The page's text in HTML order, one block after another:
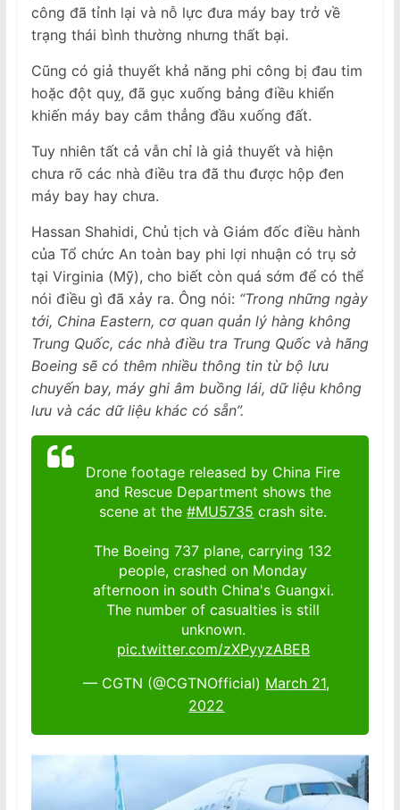
công đã tỉnh lại và nỗ lực đưa máy bay trở về
trạng thái bình thường nhưng thất bại.
Cũng có giả thuyết khả năng phi công bị đau tim
hoặc đột quỵ, đã gục xuống bảng điều khiển
khiến máy bay cắm thẳng đầu xuống đất.
Tuy nhiên tất cả vẫn chỉ là giả thuyết và hiện
chưa rõ các nhà điều tra đã thu được hộp đen
máy bay hay chưa.
Hassan Shahidi, Chủ tịch và Giám đốc điều hành
của Tổ chức An toàn bay phi lợi nhuận có trụ sở
tại Virginia (Mỹ), cho biết còn quá sớm để có thể
nói điều gì đã xảy ra. Ông nói: “Trong những ngày
tới, China Eastern, cơ quan quản lý hàng không
Trung Quốc, các nhà điều tra Trung Quốc và hãng
Boeing sẽ có thêm nhiều thông tin từ bộ lưu
chuyến bay, máy ghi âm buồng lái, dữ liệu không
lưu và các dữ liệu khác có sẵn”.
Drone footage released by China Fire
and Rescue Department shows the
scene at the#MU5735 crash site.
The Boeing 737 plane, carrying 132
people, crashed on Monday
afternoon in south China's Guangxi.
The number of casualties is still
unknown.
pic.twitter.com/zXPyyzABEB
— CGTN (@CGTNOfficial) March 21,
2022